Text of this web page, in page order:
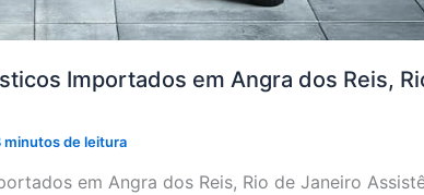
Importados em Angra dos Reis,
minutos de leitura
em Angra dos Reis, Rio de Janeiro